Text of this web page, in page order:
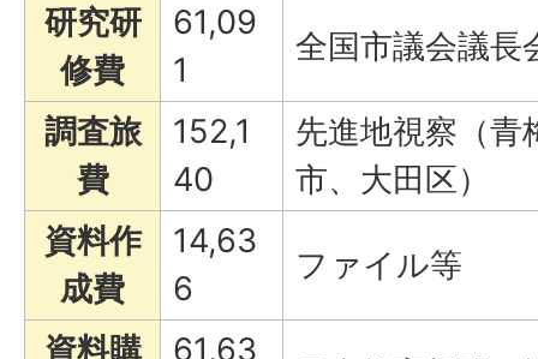
研究研
修費
61,09
1
全国市議会議長
調査旅
費
152,1
40
先進地視察（青
市、大田区）
資料作
成費
14,63
6
ファイル等
資料購
61,63